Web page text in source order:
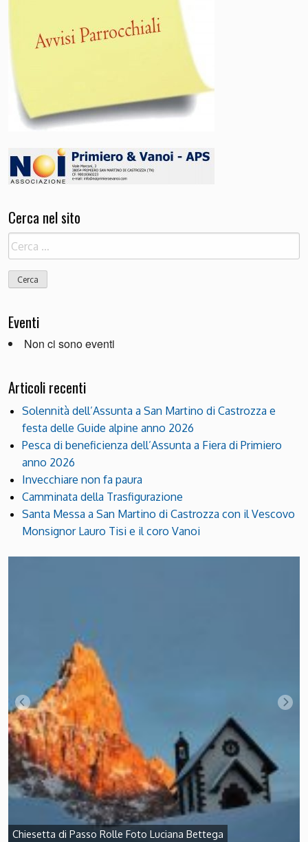
Cerca nel sito
Ricerca
per:
Eventi
Non ci sono eventi
Articoli recenti
Solennità dell’Assunta a San Martino di Castrozza e
festa delle Guide alpine anno 2026
Pesca di beneficienza dell’Assunta a Fiera di Primiero
anno 2026
Invecchiare non fa paura
Camminata della Trasfigurazione
Santa Messa a San Martino di Castrozza con il Vescovo
Monsignor Lauro Tisi e il coro Vanoi
Chiesetta di Passo Rolle Foto Luciana Bettega